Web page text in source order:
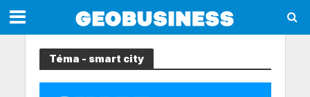
Téma - smart city